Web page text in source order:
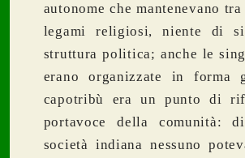
autonome che mantenevano
legami religiosi, niente di
struttura politica; anche le
erano organizzate in forma
capotribù era un punto di
portavoce della comunità:
società indiana nessuno